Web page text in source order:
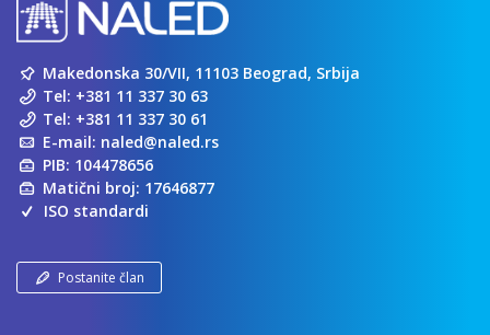
Makedonska 30/VII, 11103 Beograd, Srbija
Tel: +381 11 337 30 63
Tel: +381 11 337 30 61
E-mail: naled@naled.rs
PIB: 104478656
Matični broj: 17646877
ISO standardi
Postanite član